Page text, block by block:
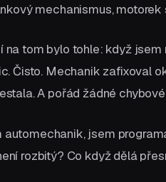
mechanismus,
na tom bylo tohle: když
Čisto. Mechanik zafixoval
A pořád žádné
automechanik, jsem
rozbitý? Co když dělá